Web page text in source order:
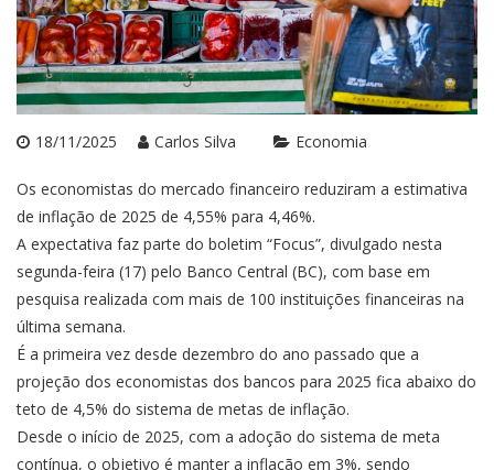
18/11/2025 Carlos Silva Economia
Os economistas do mercado financeiro reduziram a estimativa
de inflação de 2025 de 4,55% para 4,46%.
A expectativa faz parte do boletim “Focus”, divulgado nesta
segunda-feira (17) pelo Banco Central (BC), com base em
pesquisa realizada com mais de 100 instituições financeiras na
última semana.
É a primeira vez desde dezembro do ano passado que a
projeção dos economistas dos bancos para 2025 fica abaixo do
teto de 4,5% do sistema de metas de inflação.
Desde o início de 2025, com a adoção do sistema de meta
contínua, o objetivo é manter a inflação em 3%, sendo